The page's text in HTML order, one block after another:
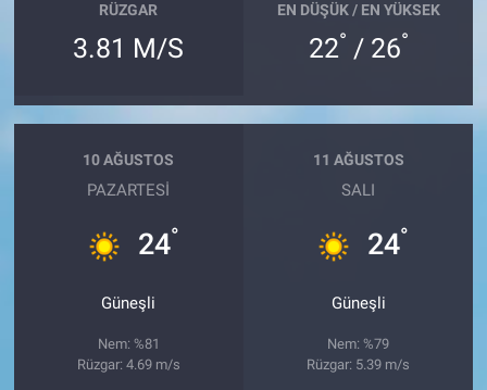
RÜZGAR
3.81 M/S
EN DÜŞÜK / EN YÜKSEK
22° / 26°
10 AĞUSTOS
PAZARTESI
24°
Güneşli
Nem: %81
Rüzgar: 4.69 m/s
11 AĞUSTOS
SALI
24°
Güneşli
Nem: %79
Rüzgar: 5.39 m/s